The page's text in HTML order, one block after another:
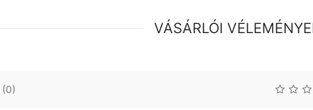
VÁSÁRLÓI
(0)